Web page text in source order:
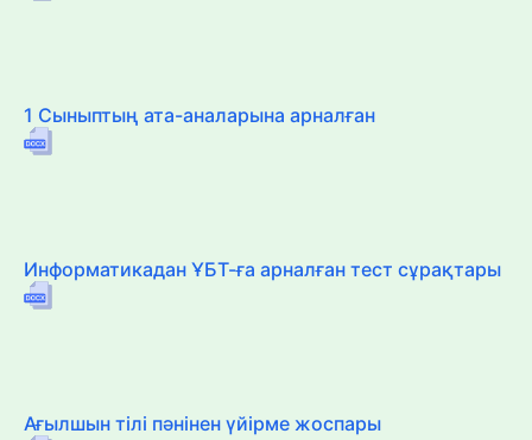
1 Сыныптың ата-аналарына арналған
Информатикадан ҰБТ-ға арналған тест сұрақтары
Ағылшын тілі пәнінен үйірме жоспары